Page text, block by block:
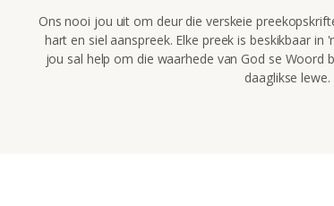
Ons nooi jou uit om deur die verskeie
hart en siel aanspreek. Elke preek is beskikbaar
jou sal help om die waarhede van God se Woord
daaglikse lewe.